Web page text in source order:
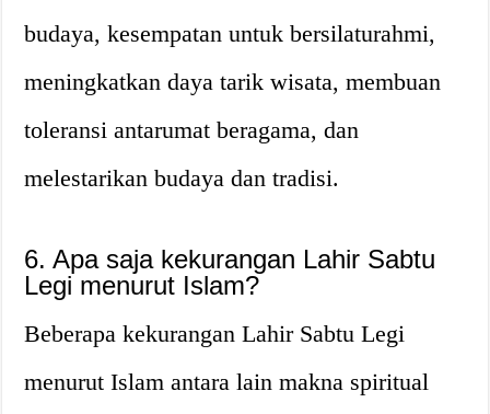
budaya, kesempatan untuk bersilaturahmi,
meningkatkan daya tarik wisata, membuan
toleransi antarumat beragama, dan
melestarikan budaya dan tradisi.
6. Apa saja kekurangan Lahir Sabtu
Legi menurut Islam?
Beberapa kekurangan Lahir Sabtu Legi
menurut Islam antara lain makna spiritual